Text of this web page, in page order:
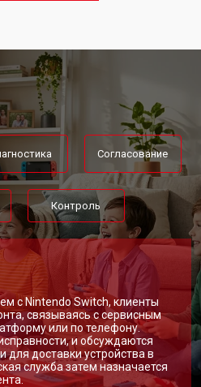
от 1100 ₽
от 1100 ₽ Заказать
от 750 ₽ Заказать
Согласование
Контроль
с Nintendo Switch, клиенты
связываясь с сервисным
или по телефону.
и обсуждаются
доставки устройства в
служба затем назначается